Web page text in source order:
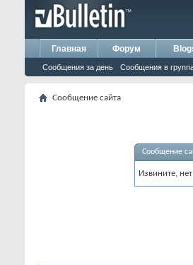
Главная Форум
Сообщения за день Сообщения в
Сообщение сайта
Сообщение
Извините,